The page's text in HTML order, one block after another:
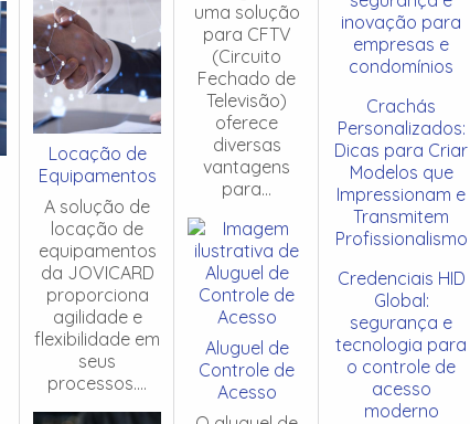
Locação de
Equipamentos
A solução de
locação de
equipamentos
da JOVICARD
proporciona
agilidade e
flexibilidade em
seus
processos....
uma solução
para CFTV
(Circuito
Fechado de
Televisão)
oferece
diversas
vantagens
para...
Aluguel de
Controle de
Acesso
inovação para
empresas e
condomínios
Crachás
Personalizados:
Dicas para Criar
Modelos que
Impressionam e
Transmitem
Profissionalismo
Credenciais HID
Global:
segurança e
tecnologia para
o controle de
acesso
moderno